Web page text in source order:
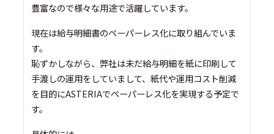
豊富なので様々な用途で活躍しています。
現在は給与明細書のペーパーレス化に取り組んでいま
す。
恥ずかしながら、弊社は未だ給与明細を紙に印刷して
手渡しの運用をしていまして、紙代や運用コスト削減
を目的にASTERIAでペーパーレス化を実現する予定で
す。